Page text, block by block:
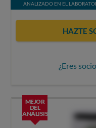
ANALIZADO EN EL
HAZTE
¿Eres
MEJOR
DEL
ANÁLISIS